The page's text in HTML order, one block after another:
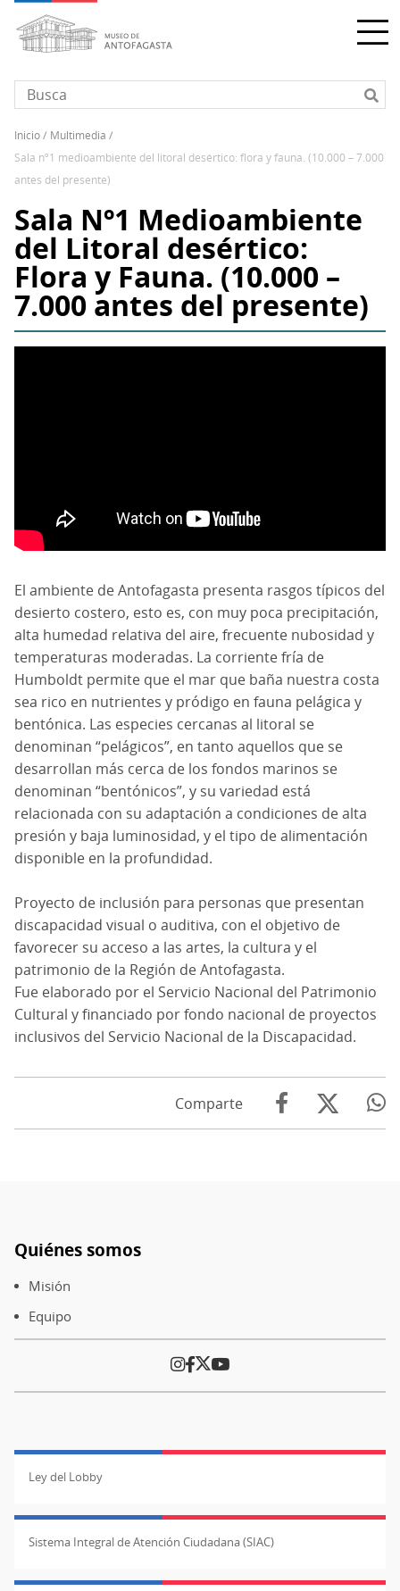
contenido
principal
Sobrescribir
enlaces
ayuda
a
la
navegación
inicio
multimedia
sala nº1 medioambiente del litoral desértico: flora y fauna. (10.000 – 7.000
antes del presente)
Sala Nº1 Medioambiente
del Litoral desértico:
Flora y Fauna. (10.000 –
7.000 antes del presente)
El ambiente de Antofagasta presenta rasgos típicos del
desierto costero, esto es, con muy poca precipitación,
alta humedad relativa del aire, frecuente nubosidad y
temperaturas moderadas. La corriente fría de
Humboldt permite que el mar que baña nuestra costa
sea rico en nutrientes y pródigo en fauna pelágica y
bentónica. Las especies cercanas al litoral se
denominan “pelágicos”, en tanto aquellos que se
desarrollan más cerca de los fondos marinos se
denominan “bentónicos”, y su variedad está
relacionada con su adaptación a condiciones de alta
presión y baja luminosidad, y el tipo de alimentación
disponible en la profundidad.
Proyecto de inclusión para personas que presentan
discapacidad visual o auditiva, con el objetivo de
favorecer su acceso a las artes, la cultura y el
patrimonio de la Región de Antofagasta.
Fue elaborado por el Servicio Nacional del Patrimonio
Cultural y financiado por fondo nacional de proyectos
inclusivos del Servicio Nacional de la Discapacidad.
Comparte
Pie
de
página
Quiénes somos
Misión
Equipo
Ley del Lobby
Sistema Integral de Atención Ciudadana (SIAC)